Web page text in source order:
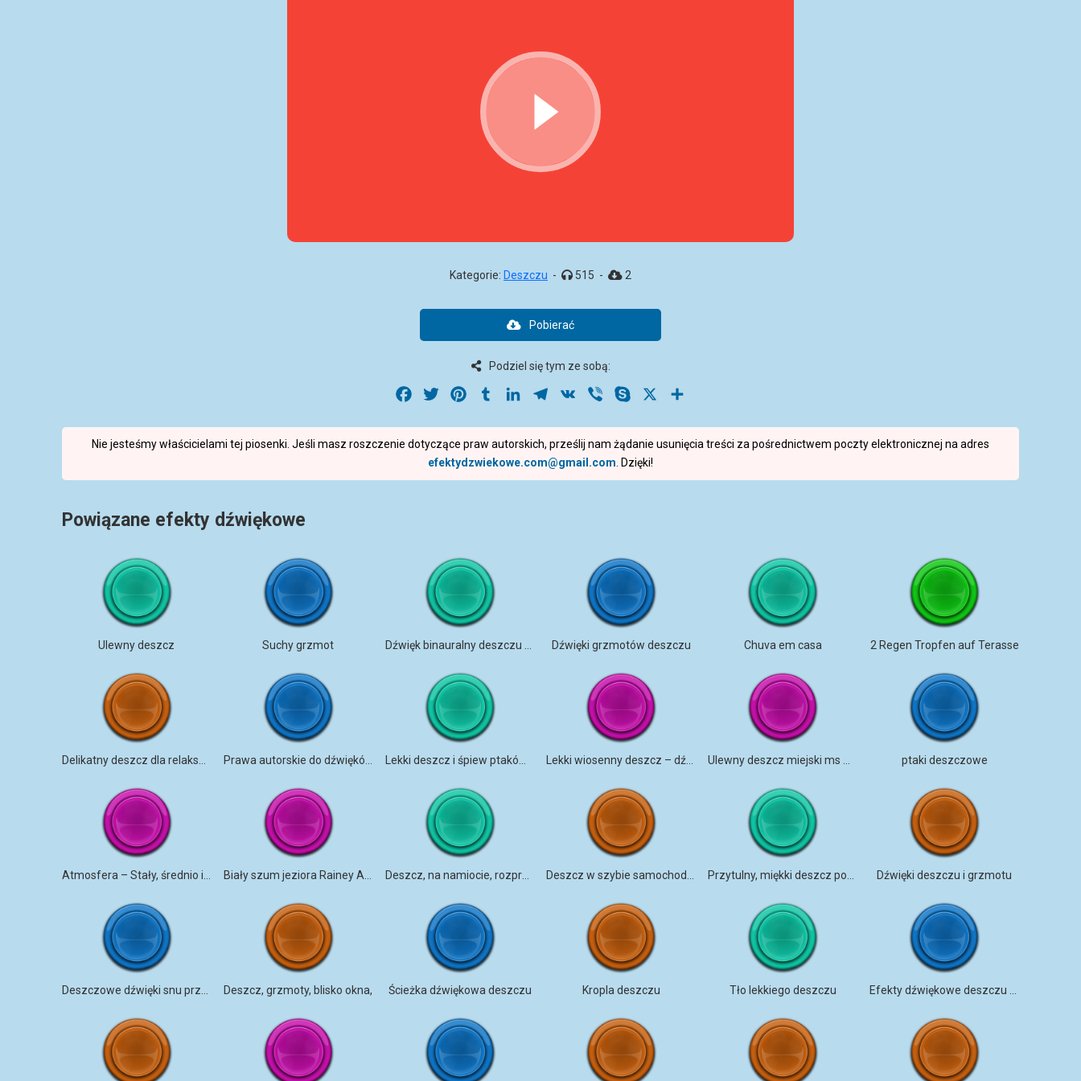
Kategorie: Deszczu - 515 - 2
Pobierać
Podziel się tym ze sobą:
Facebook
Twitter PinterestTumblrLinkedInTelegram
VK Viber Skype
Nie jesteśmy właścicielami tej piosenki. Jeśli masz roszczenie dotyczące praw autorskich, prześlij nam żądanie usunięcia treści za pośrednictwem poczty elektronicznej na adres
efektydzwiekowe.com@gmail.com . Dzięki!
Powiązane efekty dźwiękowe
Ulewny deszcz Suchy grzmot Dźwięki grzmotów deszczu Chuva em casa 2 Regen Tropfen auf Terasse
ptaki deszczowe
Deszcz, na namiocie, rozpryski, tkanina, światło, Dźwięki deszczu i grzmotu
Deszcz, grzmoty, blisko okna, Ścieżka dźwiękowa deszczu Kropla deszczu Tło lekkiego deszczu